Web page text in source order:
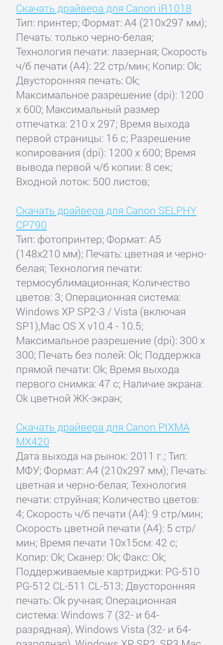
Скачать драйвера для Canon iR1018
Тип: принтер; Формат: A4 (210x297 мм);
Печать: только черно-белая;
Технология печати: лазерная; Скорость
ч/б печати (А4): 22 стр/мин; Копир: Ok;
Двусторонняя печать: Ok;
Максимальное разрешение (dpi): 1200
x 600; Максимальный размер
отпечатка: 210 x 297; Время выхода
первой страницы: 16 с; Разрешение
копирования (dpi): 1200 x 600; Время
вывода первой ч/б копии: 8 сек;
Входной лоток: 500 листов;
Скачать драйвера для Canon SELPHY
CP790
Тип: фотопринтер; Формат: A5
(148x210 мм); Печать: цветная и черно-
белая; Технология печати:
термосублимационная; Количество
цветов: 3; Операционная система:
Windows XP SP2-3 / Vista (включая
SP1),Mac OS X v10.4 - 10.5;
Максимальное разрешение (dpi): 300 x
300; Печать без полей: Ok; Поддержка
прямой печати: Ok; Время выхода
первого снимка: 47 с; Наличие экрана:
Ok цветной ЖК-экран;
Скачать драйвера для Canon PIXMA
MX420
Дата выхода на рынок: 2011 г.; Тип:
МФУ; Формат: A4 (210x297 мм); Печать:
цветная и черно-белая; Технология
печати: струйная; Количество цветов:
4; Скорость ч/б печати (А4): 9 стр/мин;
Скорость цветной печати (А4): 5 стр/
мин; Время печати 10x15см: 42 с;
Копир: Ok; Сканер: Ok; Факс: Ok;
Поддерживаемые картриджи: PG-510
PG-512 CL-511 CL-513; Двусторонняя
печать: Ok ручная; Операционная
система: Windows 7 (32- и 64-
разрядная), Windows Vista (32- и 64-